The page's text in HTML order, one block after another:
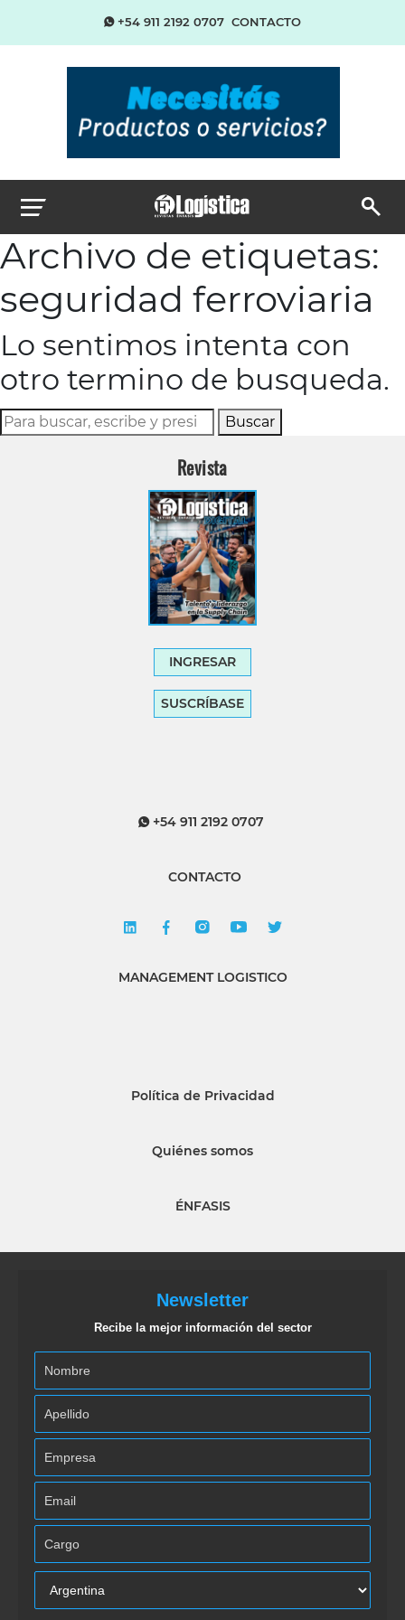
+54 911 2192 0707 CONTACTO
Archivo de etiquetas:
seguridad ferroviaria
Lo sentimos intenta con
otro termino de busqueda.
Buscar
Revista
INGRESAR
SUSCRÍBASE
+54 911 2192 0707
CONTACTO
MANAGEMENT LOGISTICO
Política de Privacidad
Quiénes somos
ÉNFASIS
Newsletter
Recibe la mejor información del sector